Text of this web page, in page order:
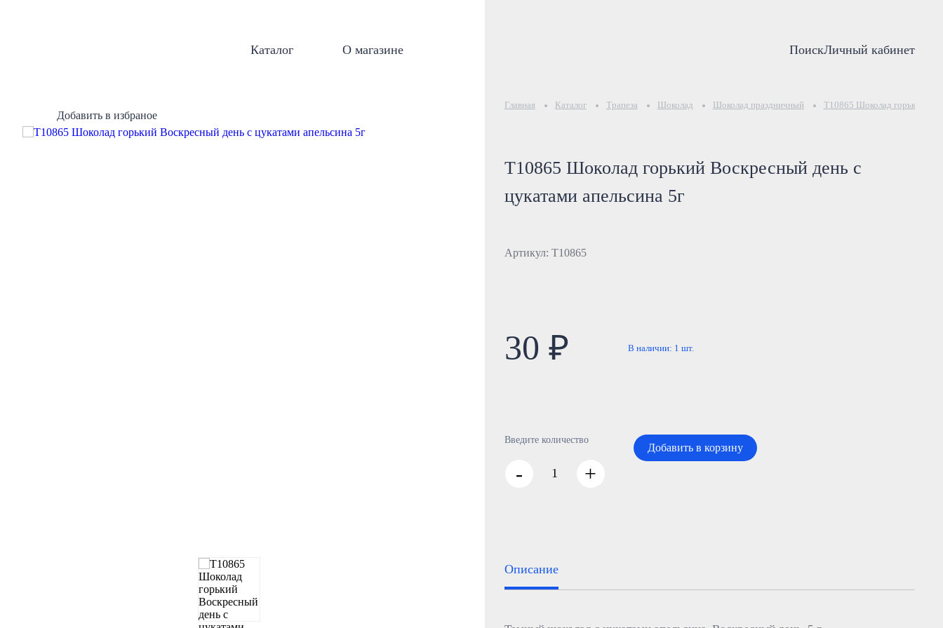
Каталог О магазине ПоискЛичный кабинет
Добавить в избраное
Главная Каталог Трапеза Шоколад Шоколад праздничный Т10865 Шоколад горький
Т10865 Шоколад горький Воскресный день с
цукатами апельсина 5г
Артикул: Т10865
30 ₽ В наличии: 1 шт.
Введите количество
- +
Добавить в корзину
Описание